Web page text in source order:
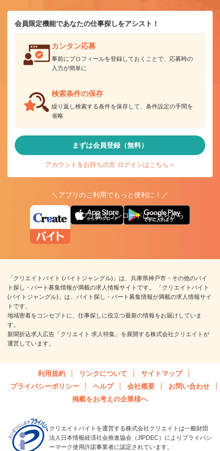
会員限定機能であなたの仕事探しをアシスト！
カンタン応募
事前にプロフィールを登録しておくことで、応募時の
入力が簡単に
検索条件の保存
繰り返し検索する条件を保存して、条件設定の手間を
省略
まずは会員登録（無料）
アカウントをお持ちの方 ログインはこちら＞
＼アプリのご利用でもっと便利に！／
アプリ版ダウンロードはこちらから
「クリエイトバイト (バイトジャングル)」は、兵庫県神戸市・その他のバイ
ト探し・パート募集情報が満載の求人情報サイトです。 「クリエイトバイト
(バイトジャングル)」は、バイト探し・パート募集情報が満載の求人情報サイ
トです。
地域密着をコンセプトに、仕事探しに役立つ最新の情報をお届けしていま
す。
新聞折込求人広告「クリエイト 求人特集」を展開する株式会社クリエイトが
運営しています。
利用規約 リンクについて
サイトマップ
プライバシーポリシー
ヘルプ 会社概要
お問い合わせ
掲載をお考えの企業様へ
クリエイトバイトを運営する株式会社クリエイトは一般財団
法人日本情報経済社会推進協会（JIPDEC）によりプライバシ
ーマーク使用許諾事業者に認定されています。